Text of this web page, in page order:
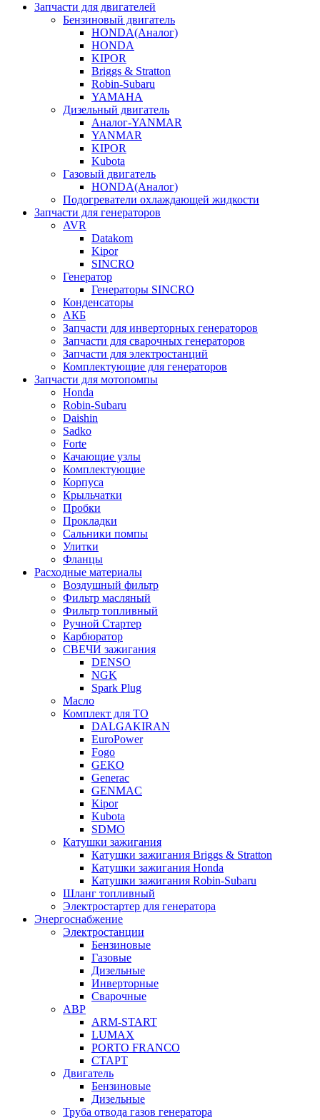
Запчасти для двигателей
Бензиновый двигатель
HONDA(Aналог)
HONDA
KIPOR
Briggs & Stratton
Robin-Subaru
YAMAHA
Дизельный двигатель
Аналог-YANMAR
YANMAR
KIPOR
Kubota
Газовый двигатель
HONDA(Aналог)
Подогреватели охлаждающей жидкости
Запчасти для генераторов
AVR
Datakom
Kipor
SINCRO
Генератор
Генераторы SINCRO
Конденсаторы
АКБ
Запчасти для инверторных генераторов
Запчасти для сварочных генераторов
Запчасти для электростанций
Комплектующие для генераторов
Запчасти для мотопомпы
Honda
Robin-Subaru
Daishin
Sadko
Forte
Качающие узлы
Комплектующие
Корпуса
Крыльчатки
Пробки
Прокладки
Сальники помпы
Улитки
Фланцы
Расходные материалы
Воздушный фильтр
Фильтр масляный
Фильтр топливный
Ручной Стартер
Карбюратор
СВЕЧИ зажигания
DENSO
NGK
Spark Plug
Масло
Комплект для ТО
DALGAKIRAN
EuroPower
Fogo
GEKO
Generac
GENMAC
Kipor
Kubota
SDMO
Катушки зажигания
Катушки зажигания Briggs & Stratton
Катушки зажигания Honda
Катушки зажигания Robin-Subaru
Шланг топливный
Электростартер для генератора
Энергоснабжение
Электростанции
Бензиновые
Газовые
Дизельные
Инверторные
Сварочные
АВР
ARM-START
LUMAX
PORTO FRANCO
СТАРТ
Двигатель
Бензиновые
Дизельные
Труба отвода газов генератора